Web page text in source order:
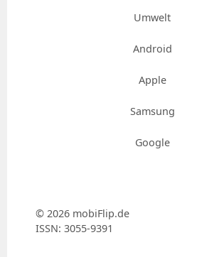
Umwelt
Android
Apple
Samsung
Google
© 2026 mobiFlip.de
ISSN: 3055-9391